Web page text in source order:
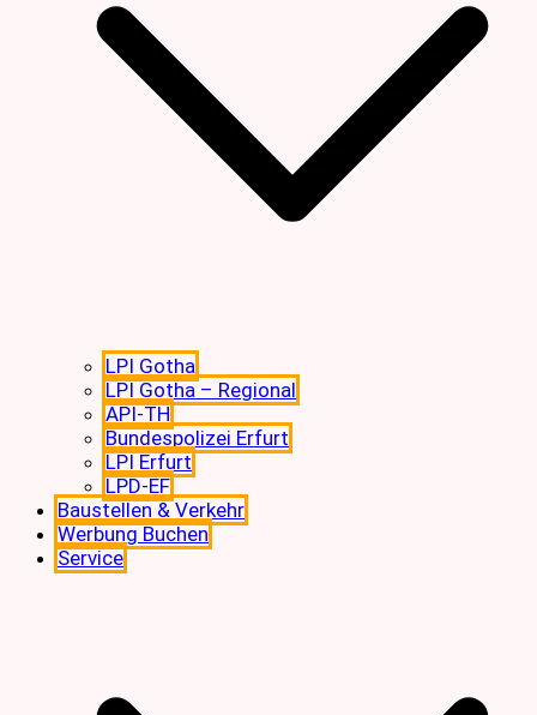
LPI Gotha
LPI Gotha – Regional
API-TH
Bundespolizei Erfurt
LPI Erfurt
LPD-EF
Baustellen & Verkehr
Werbung Buchen
Service